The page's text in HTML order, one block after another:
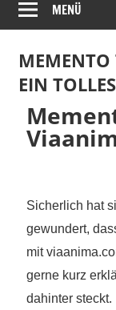
MENÜ
EIN
30. August 2020
madmin
Sicherlich hat
gewundert,
mit
gerne kurz
dahinter steckt.